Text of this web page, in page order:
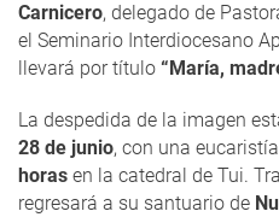
Carnicero, delegado de
el Seminario Interdiocesano
llevará por título “María,
La despedida de la imagen
28 de junio, con una
horas en la catedral de Tui.
regresará a su santuario de